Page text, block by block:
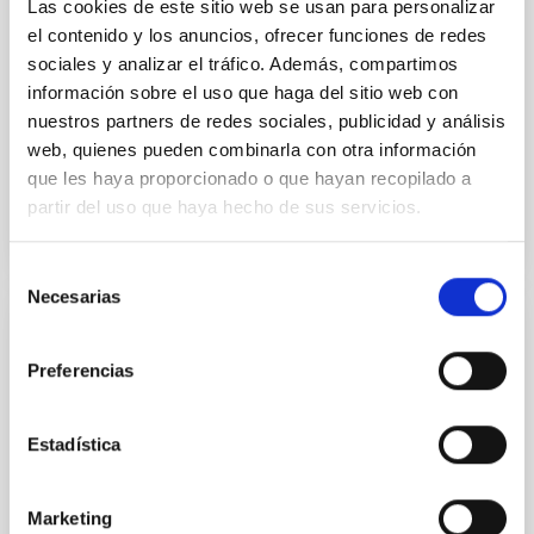
Las cookies de este sitio web se usan para personalizar
el contenido y los anuncios, ofrecer funciones de redes
sociales y analizar el tráfico. Además, compartimos
información sobre el uso que haga del sitio web con
nuestros partners de redes sociales, publicidad y análisis
web, quienes pueden combinarla con otra información
que les haya proporcionado o que hayan recopilado a
partir del uso que haya hecho de sus servicios.
Necesarias
Preferencias
Estadística
Marketing
yields P rot = 5.762 ± 0.051 hr and a peak-to-peak
Alarcon, Miguel R. et al.
Fecha de publicación:
2026
BIBCODE 2026RNAAS..10..143A
NÚMERO DE CITAS 0
The impact of Active Galactic Nuclei on
While the influence of supermassive black hole
attention, the specific effects of active galactic nuclei
(AGN) winds, particularly ultrafast outflows (UFOs),